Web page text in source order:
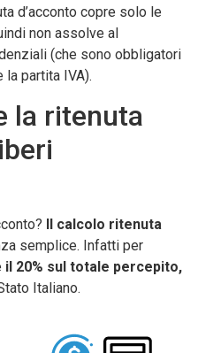
d’acconto copre solo le
non assolve al
(che sono obbligatori
partita IVA).
la ritenuta
Il calcolo ritenuta
semplice. Infatti per
il 20% sul totale percepito,
Italiano.